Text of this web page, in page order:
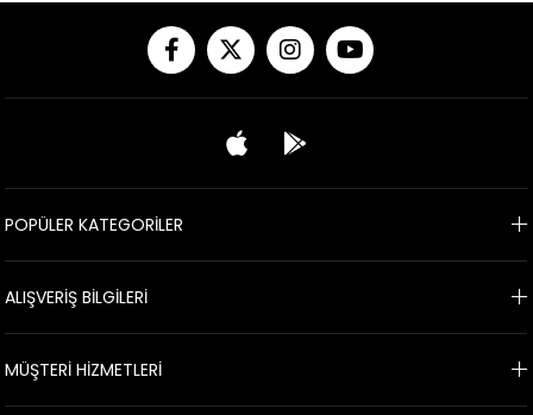
POPÜLER KATEGORİLER
ALIŞVERİŞ BİLGİLERİ
MÜŞTERİ HİZMETLERİ